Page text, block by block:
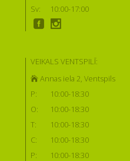
Sv:
10:00-17:00
VEIKALS VENTSPILĪ:
Annas iela 2, Ventspils
P:
10:00-18:30
O:
10:00-18:30
T:
10:00-18:30
C:
10:00-18:30
P:
10:00-18:30